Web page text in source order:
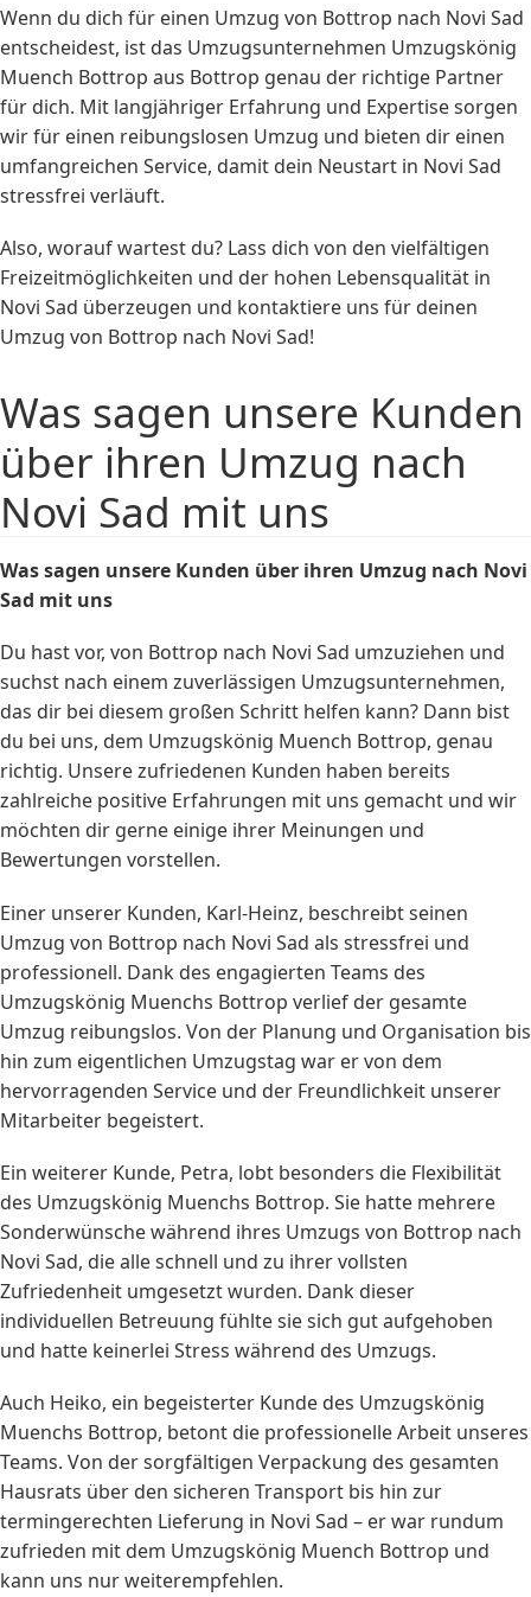
Wenn du dich für einen Umzug von Bottrop nach Novi Sad
entscheidest, ist das Umzugsunternehmen Umzugskönig
Muench Bottrop aus Bottrop genau der richtige Partner
für dich. Mit langjähriger Erfahrung und Expertise sorgen
wir für einen reibungslosen Umzug und bieten dir einen
umfangreichen Service, damit dein Neustart in Novi Sad
stressfrei verläuft.
Also, worauf wartest du? Lass dich von den vielfältigen
Freizeitmöglichkeiten und der hohen Lebensqualität in
Novi Sad überzeugen und kontaktiere uns für deinen
Umzug von Bottrop nach Novi Sad!
Was sagen unsere Kunden
über ihren Umzug nach
Novi Sad mit uns
Was sagen unsere Kunden über ihren Umzug nach Novi
Sad mit uns
Du hast vor, von Bottrop nach Novi Sad umzuziehen und
suchst nach einem zuverlässigen Umzugsunternehmen,
das dir bei diesem großen Schritt helfen kann? Dann bist
du bei uns, dem Umzugskönig Muench Bottrop, genau
richtig. Unsere zufriedenen Kunden haben bereits
zahlreiche positive Erfahrungen mit uns gemacht und wir
möchten dir gerne einige ihrer Meinungen und
Bewertungen vorstellen.
Einer unserer Kunden, Karl-Heinz, beschreibt seinen
Umzug von Bottrop nach Novi Sad als stressfrei und
professionell. Dank des engagierten Teams des
Umzugskönig Muenchs Bottrop verlief der gesamte
Umzug reibungslos. Von der Planung und Organisation bis
hin zum eigentlichen Umzugstag war er von dem
hervorragenden Service und der Freundlichkeit unserer
Mitarbeiter begeistert.
Ein weiterer Kunde, Petra, lobt besonders die Flexibilität
des Umzugskönig Muenchs Bottrop. Sie hatte mehrere
Sonderwünsche während ihres Umzugs von Bottrop nach
Novi Sad, die alle schnell und zu ihrer vollsten
Zufriedenheit umgesetzt wurden. Dank dieser
individuellen Betreuung fühlte sie sich gut aufgehoben
und hatte keinerlei Stress während des Umzugs.
Auch Heiko, ein begeisterter Kunde des Umzugskönig
Muenchs Bottrop, betont die professionelle Arbeit unseres
Teams. Von der sorgfältigen Verpackung des gesamten
Hausrats über den sicheren Transport bis hin zur
termingerechten Lieferung in Novi Sad – er war rundum
zufrieden mit dem Umzugskönig Muench Bottrop und
kann uns nur weiterempfehlen.